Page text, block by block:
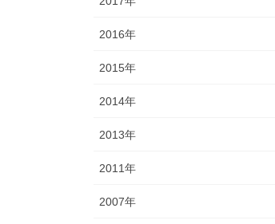
2016年
2015年
2014年
2013年
2011年
2007年